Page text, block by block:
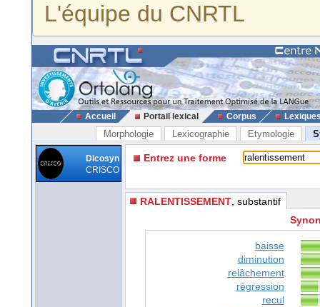
L'équipe du CNRTL
Accueil Portail lexical Corpus
Morphologie Lexicographie Etymologie
Dicosyn
CRISCO
Entrez une forme
RALENTISSEMENT , substantif
baisse
diminution
relâchement
régression
recul